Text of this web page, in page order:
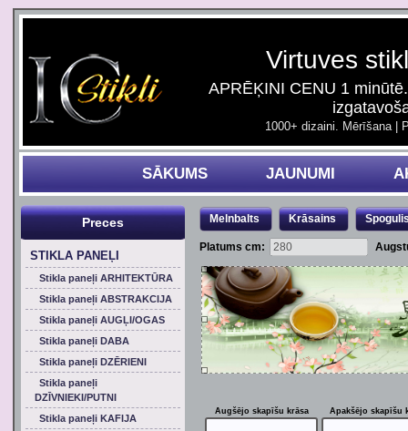
Virtuves
APRĒĶINI CENU 1
1000+ dizaini. Mērīšana |
SĀKUMS JAUNUMI
Melnbalts Krāsains
Platums cm:
Augšējo skapīšu krāsa Apakšējo skapīšu
Preces
STIKLA PANEĻI
Stikla paneļi ARHITEKTŪRA
Stikla paneļi ABSTRAKCIJA
Stikla paneļi AUGĻI/OGAS
Stikla paneļi DABA
Stikla paneļi DZĒRIENI
Stikla paneļi
DZĪVNIEKI/PUTNI
Stikla paneļi KAFIJA